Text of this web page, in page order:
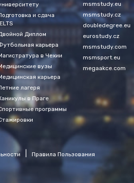
и сдача
Диплом
карьера
в Чехии
вузы
карьера
лагеря
в Праге
программы
msmstudy.eu
msmstudy.cz
doubledegree.eu
eurostudy.cz
msmstudy.com
msmsport.eu
megaakce.com
Правила Пользования